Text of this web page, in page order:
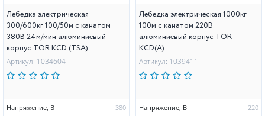
Лебедка электрическая
300/600кг 100/50м с канатом
380В 24м/мин алюминиевый
корпус TOR KCD (TSA)
Артикул: 1034604
Напряжение, В 380
Лебедка электрическая 1000кг
100м с канатом 220В
алюминиевый корпус TOR
KCD(А)
Артикул: 1039411
Напряжение, В 220